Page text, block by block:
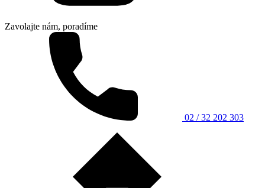
Zavolajte nám, poradíme
02 / 32 202 303